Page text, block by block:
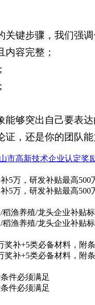
关键步骤，我们强
容完整；
能够突出自己要表
证，还是你的团队
市高新技术企业认定奖
5万，研发补贴最高500
5万，研发补贴最高500
渔养殖/龙头企业补贴
渔养殖/龙头企业补贴
奖补+5类必备材料，附
奖补+5类必备材料，附
件必须满足
件必须满足